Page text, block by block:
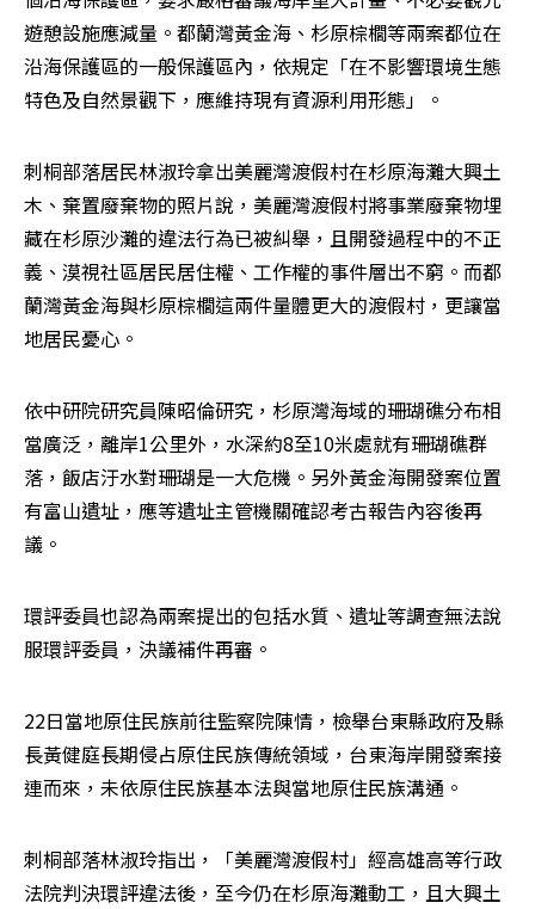
遊憩設施應減量。都蘭灣黃金海、杉原棕櫚等兩案都位在
沿海保護區的一般保護區內，依規定「在不影響環境生態
特色及自然景觀下，應維持現有資源利用形態」。
刺桐部落居民林淑玲拿出美麗灣渡假村在杉原海灘大興土
木、棄置廢棄物的照片說，美麗灣渡假村將事業廢棄物埋
藏在杉原沙灘的違法行為已被糾舉，且開發過程中的不正
義、漠視社區居民居住權、工作權的事件層出不窮。而都
蘭灣黃金海與杉原棕櫚這兩件量體更大的渡假村，更讓當
地居民憂心。
依中研院研究員陳昭倫研究，杉原灣海域的珊瑚礁分布相
當廣泛，離岸1公里外，水深約8至10米處就有珊瑚礁群
落，飯店汙水對珊瑚是一大危機。另外黃金海開發案位置
有富山遺址，應等遺址主管機關確認考古報告內容後再
議。
環評委員也認為兩案提出的包括水質、遺址等調查無法說
服環評委員，決議補件再審。
22日當地原住民族前往監察院陳情，檢舉台東縣政府及縣
長黃健庭長期侵占原住民族傳統領域，台東海岸開發案接
連而來，未依原住民族基本法與當地原住民族溝通。
刺桐部落林淑玲指出，「美麗灣渡假村」經高雄高等行政
法院判決環評違法後，至今仍在杉原海灘動工，且大興土